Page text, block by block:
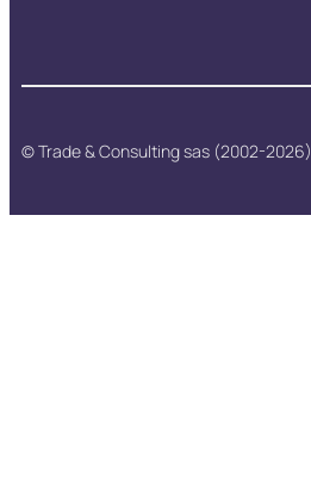
© Trade & Consulting sas (2002-2026)